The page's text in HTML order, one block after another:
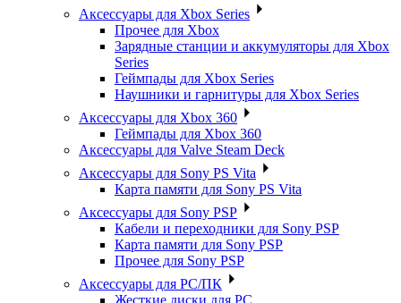
Аксессуары для Xbox Series
Прочее для Xbox
Зарядные станции и аккумуляторы для Xbox
Series
Геймпады для Xbox Series
Наушники и гарнитуры для Xbox Series
Аксессуары для Xbox 360
Геймпады для Xbox 360
Аксессуары для Valve Steam Deck
Аксессуары для Sony PS Vita
Карта памяти для Sony PS Vita
Аксессуары для Sony PSP
Кабели и переходники для Sony PSP
Карта памяти для Sony PSP
Прочее для Sony PSP
Аксессуары для PC/ПК